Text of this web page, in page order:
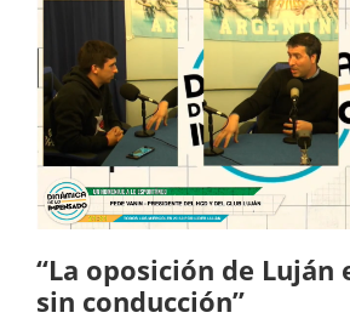
“La oposición de Luján
sin conducción”